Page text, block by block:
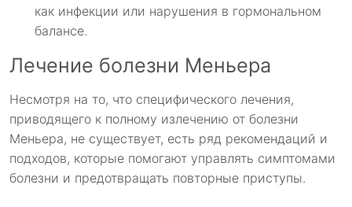
как инфекции или нарушения в гормональном
балансе.
Лечение болезни Меньера
Несмотря на то, что специфического лечения,
приводящего к полному излечению от болезни
Меньера, не существует, есть ряд рекомендаций и
подходов, которые помогают управлять симптомами
болезни и предотвращать повторные приступы.